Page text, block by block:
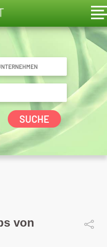
SUCHE
von